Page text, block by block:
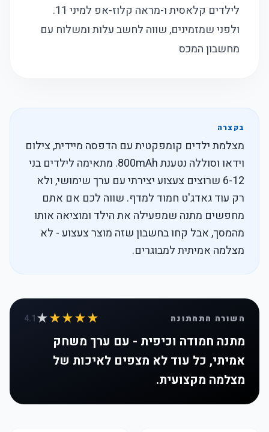
לילדים קלאסיתו-מראה קלוז-אפ למיני 11
.
ולפני שמזמינים, שווה לחשב עלות ומשלוח עם
מחשבון המכס
בקצרה
מצלמת ילדים קומפקטית עם הדפסה מיידית, צילום
וידאו וסוללה נטענת 800mAh. מתאימה לילדים בני
6-12 שרוצים צעצוע יצירתי עם ערך שימושי, ולא
רק עוד גאדג'ט חמוד למדף. שווה לכם אם אתם
מחפשים מתנה שמפעילה את הילד ומוציאה אותו
מהמסך, אבל קחו בחשבון שזה מוצר צעצוע - לא
מצלמה אמיתית למבוגרים.
השורה התחתונה ★★★★
★
4.1
מתנה חמודה וכיפית - עם ערך משחק
אמיתי, כל עוד לא מצפים לאיכות של
מצלמה מקצועית.